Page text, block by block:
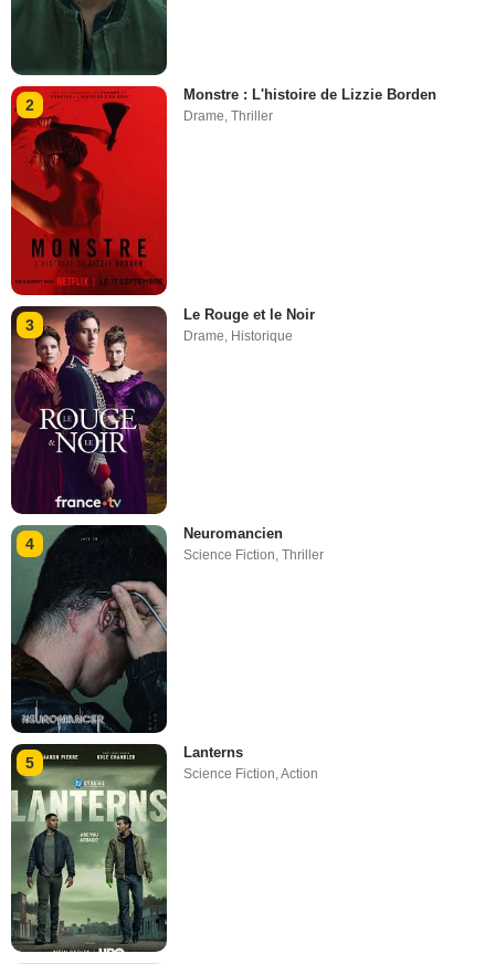
2
Monstre : L'histoire de Lizzie Borden
Drame,Thriller
3
Le Rouge et le Noir
Drame Historique
4
Neuromancien
Science Fiction,Thriller
5
Lanterns
Science Fiction,Action